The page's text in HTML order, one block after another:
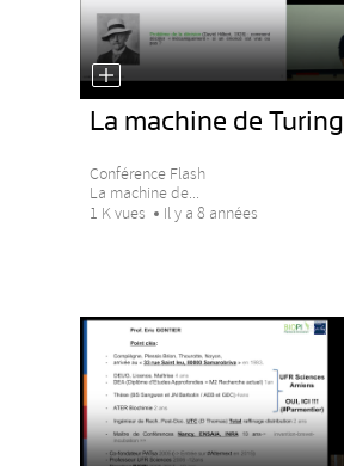
La machine de Turing
Conférence Flash
La machine de...
1 K vues
Il y a 8 années